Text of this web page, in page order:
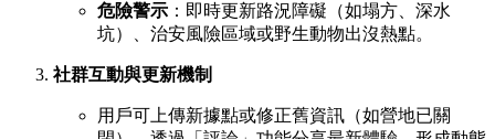
危險警示 ：即時更新路況障礙（如塌方、深水
坑）、治安風險區域或野生動物出沒熱點。
社群互動與更新機制
用戶可上傳新據點或修正舊資訊（如營地已關